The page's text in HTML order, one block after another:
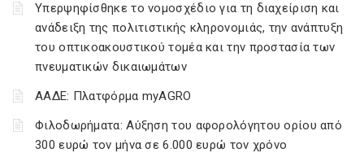
Υπερψηφίσθηκε το νομοσχέδιο για τη διαχείριση και
ανάδειξη της πολιτιστικής κληρονομιάς, την ανάπτυξη
του οπτικοακουστικού τομέα και την προστασία των
πνευματικών δικαιωμάτων
ΑΑΔΕ: Πλατφόρμα myAGRO
Φιλοδωρήματα: Αύξηση του αφορολόγητου ορίου από
300 ευρώ τον μήνα σε 6.000 ευρώ τον χρόνο